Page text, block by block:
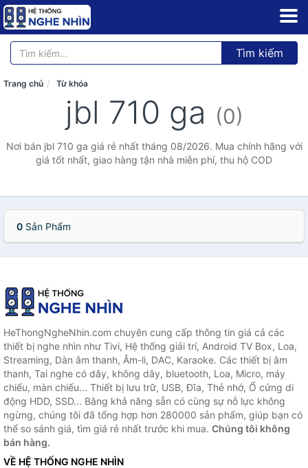
Tìm kiếm
Trang chủ Từ khóa
jbl 710 ga (0)
Nơi bán jbl 710 ga giá rẻ nhất tháng 08/2026. Mua chính hãng với
giá tốt nhất, giao hàng tận nhà miễn phí, thu hộ COD
0 Sản Phẩm
HeThongNgheNhin.com chuyên cung cấp thông tin giá cả các
thiết bị nghe nhìn như Tivi, Hệ thống giải trí, Android TV Box, Loa,
Streaming, Dàn âm thanh, Âm-li, DAC, Karaoke. Các thiết bị âm
thanh, Tai nghe có dây, không dây, bluetooth, Loa, Micro, máy
chiếu, màn chiếu... Thiết bị lưu trữ, USB, Đĩa, Thẻ nhớ, Ổ cứng di
động HDD, SSD... Bằng khả năng sẵn có cùng sự nỗ lực không
ngừng, chúng tôi đã tổng hợp hơn 280000 sản phẩm, giúp bạn có
thể so sánh giá, tìm giá rẻ nhất trước khi mua. Chúng tôi không
bán hàng.
VỀ HỆ THỐNG NGHE NHÌN